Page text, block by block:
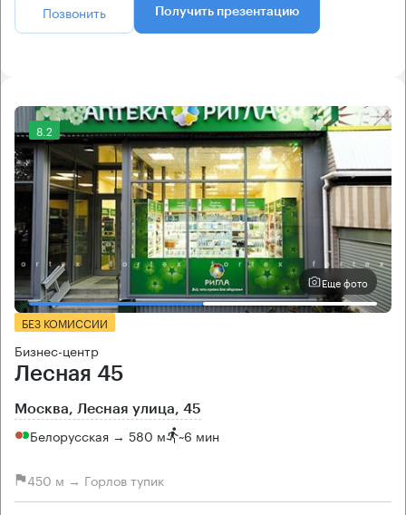
Позвонить Получить презентацию
8.2
Еще фото
БЕЗ КОМИССИИ
Бизнес-центр
Лесная 45
Москва, Лесная улица, 45
Белорусская → 580 м ~6 мин
450 м → Горлов тупик